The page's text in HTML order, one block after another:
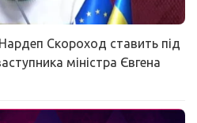
Скороход ставить під
міністра Євгена